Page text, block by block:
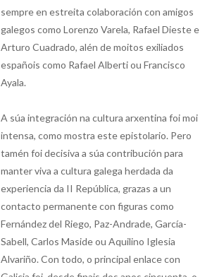
sempre en estreita colaboración con amigos
galegos como Lorenzo Varela, Rafael Dieste e
Arturo Cuadrado, alén de moitos exiliados
españois como Rafael Alberti ou Francisco
Ayala.
A súa integración na cultura arxentina foi moi
intensa, como mostra este epistolario. Pero
tamén foi decisiva a súa contribución para
manter viva a cultura galega herdada da
experiencia da II República, grazas a un
contacto permanente con figuras como
Fernández del Riego, Paz-Andrade, García-
Sabell, Carlos Maside ou Aquilino Iglesia
Alvariño. Con todo, o principal enlace con